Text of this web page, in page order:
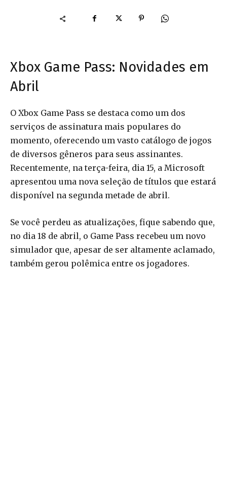
Xbox Game Pass: Novidades em
Abril
O Xbox Game Pass se destaca como um dos
serviços de assinatura mais populares do
momento, oferecendo um vasto catálogo de jogos
de diversos gêneros para seus assinantes.
Recentemente, na terça-feira, dia 15, a Microsoft
apresentou uma nova seleção de títulos que estará
disponível na segunda metade de abril.
Se você perdeu as atualizações, fique sabendo que,
no dia 18 de abril, o Game Pass recebeu um novo
simulador que, apesar de ser altamente aclamado,
também gerou polêmica entre os jogadores.